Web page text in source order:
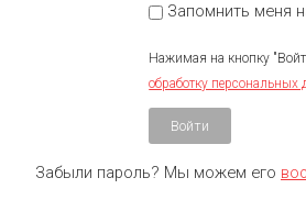
Запомнить меня
Нажимая на кнопку
обработку персональных
Войти
Забыли пароль? Мы можем его